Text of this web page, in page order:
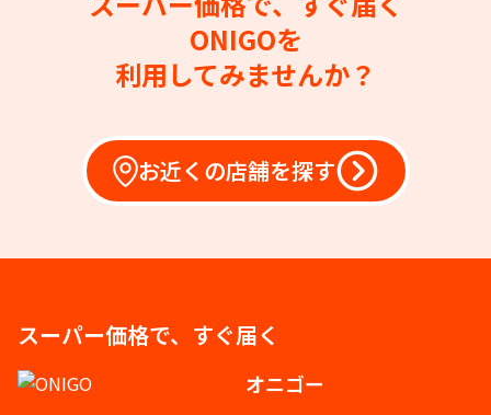
ONIGOを
利用してみませんか？
お近くの店舗を探す
スーパー価格で、すぐ届く
オニゴー